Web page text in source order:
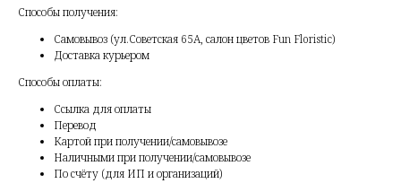
Способы получения:
Самовывоз (ул.Советская 65А, салон цветов Fun Floristic)
Доставка курьером
Способы оплаты:
Ссылка для оплаты
Перевод
Картой при получении/самовывозе
Наличными при получении/самовывозе
По счёту (для ИП и организаций)